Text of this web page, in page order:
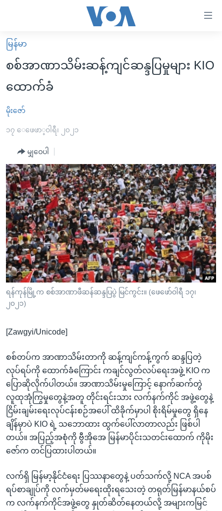
လွယ်ကူ
စေ
များ
ပင်မ
ကျော်
ကြည့်
ရန်
ပင်မ
အ
ညွန်း
စာမျက်နှာ
သို့
ကျော်
ကြည့်
ရန်
သို့
ကျော်
ရန်
မူလစာမျက်နှာ
မြန်မာ
ကမ္ဘာ့သတင်းများ
နိုင်ငံတကာ
အစ္စရေး-ပါလက်စတိုင်း
ဗွီဒီယို
သတင်းလွတ်လပ်ခွင့်
အင်္ဂလိပ်စာလေ့လာမယ်
အမေရိကန်သုံးအီဒီယံ
မကြေးမုံရဲ့ အင်္ဂလိပ်စာ
ရုပ်ရှင်ထဲက အင်္ဂလိပ်စာ
သုတပဒေသာ အင်္ဂလိပ်စာ
အပတ်စဉ်ကဏ္ဍများ
ရေဒီယို
တီဗွီ
ရေဒီယိုနှင့်ရုပ်သံ အချက်အလက်များ
ရေဒီယို/တီဗွီအစီအစဉ်
Learning English
ဗွီအိုအေ လူမှုကွန်ယက်များ
မြန်မာ
စစ်အာဏာသိမ်းဆန့်ကျင်ဆန္ဒပြမှုများ KIO
ထောက်ခံ
မိုးဇော်
၁၇ ေဖေဖာ္၀ါရီ၊ ၂၀၂၁
မျှဝေပါ
ရန်ကုန်မြို့က စစ်အာဏာဖီဆန်ဆန္ဒပြပွဲ မြင်ကွင်း။ (ဖေဖော်ဝါရီ ၁၇၊
၂၀၂၁)
[Zawgyi/Unicode]
စစ်တပ်က အာဏာသိမ်းတာကို ဆန့်ကျင်ကန့်ကွက် ဆန္ဒပြတဲ့
လုပ်ရပ်ကို ထောက်ခံကြောင်း ကချင်လွတ်လပ်ရေးအဖွဲ့ KIO က
ပြောဆိုလိုက်ပါတယ်။ အာဏာသိမ်းမှုကြောင့် နောက်ဆက်တွဲ
လူထုအုံကြွမှုတွေနဲ့အတူ တိုင်းရင်းသား လက်နက်ကိုင် အဖွဲ့တွေနဲ့
ငြိမ်းချမ်းရေးလုပ်ငန်းစဉ်အပေါ် ထိခိုက်မှာပါ စိုးရိမ်မှုတွေ ရှိနေ
ချိန်မှာပဲ KIO ရဲ့ သဘောထား ထွက်ပေါ်လာတာလည်း ဖြစ်ပါ
တယ်။ အပြည့်အစုံကို ဗွီအိုအေ မြန်မာပိုင်းသတင်းထောက် ကိုမိုး
ဇော်က တင်ပြထားပါတယ်။
လက်ရှိ မြန်မာ့နိုင်ငံရေး ပြဿနာတွေနဲ့ ပတ်သက်လို့ NCA အပစ်
ရပ်စာချုပ်ကို လက်မှတ်မရေးထိုးရသေးတဲ့ တရုတ်မြန်မာနယ်စပ်
က လက်နက်ကိုင်အဖွဲ့တွေ နှုတ်ဆိတ်နေတယ်လို့ အများကမြင်